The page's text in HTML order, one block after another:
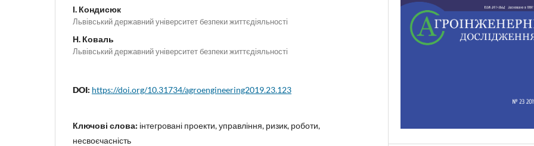
І. Кондисюк
Львівський державний університет безпеки життєдіяльності
Н. Коваль
Львівський державний університет безпеки життєдіяльності
DOI: https://doi.org/10.31734/agroengineering2019.23.123
Ключові слова: інтегровані проекти, управління, ризик, роботи,
несвоєчасність